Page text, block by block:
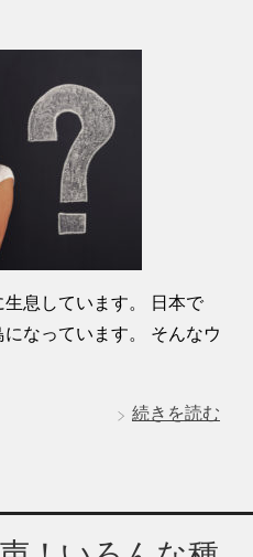
息しています。 日本で
なっています。 そんなウ
続きを読む